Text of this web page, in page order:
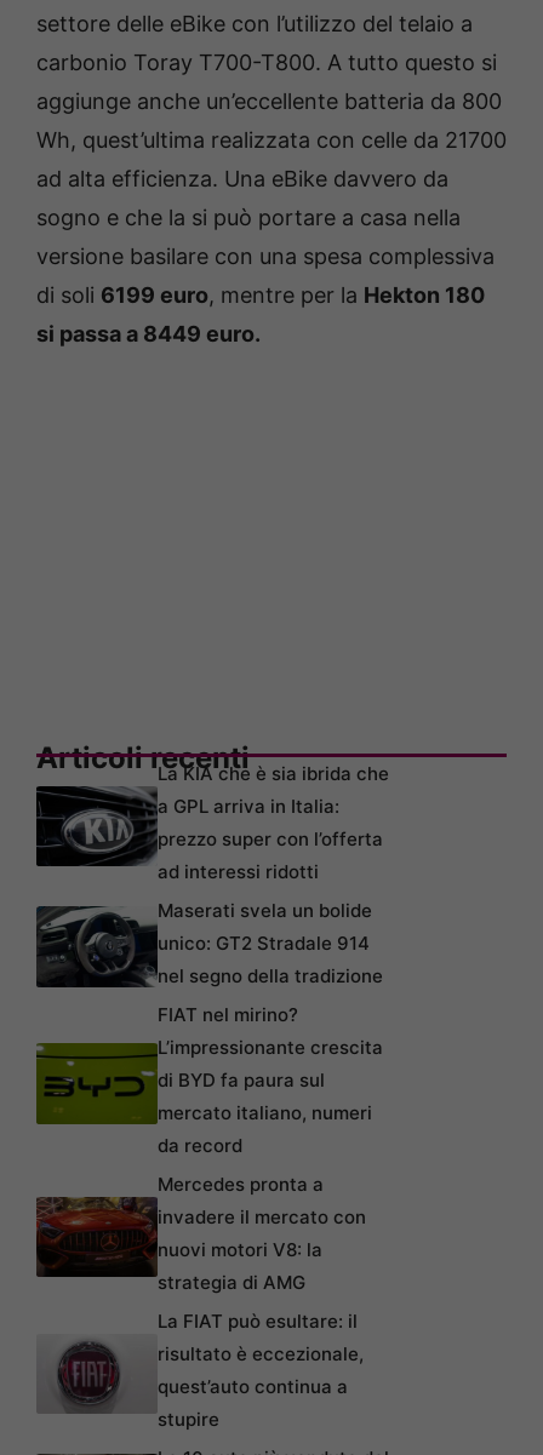
settore delle eBike con l’utilizzo del telaio a
carbonio Toray T700-T800. A tutto questo si
aggiunge anche un’eccellente batteria da 800
Wh, quest’ultima realizzata con celle da 21700
ad alta efficienza. Una eBike davvero da
sogno e che la si può portare a casa nella
versione basilare con una spesa complessiva
di soli 6199 euro, mentre per la Hekton 180
si passa a 8449 euro.
Articoli recentiLa KIA che è sia ibrida che
a GPL arriva in Italia:
prezzo super con l’offerta
ad interessi ridotti
Maserati svela un bolide
unico: GT2 Stradale 914
nel segno della tradizione
FIAT nel mirino?
L’impressionante crescita
di BYD fa paura sul
mercato italiano, numeri
da record
Mercedes pronta a
invadere il mercato con
nuovi motori V8: la
strategia di AMG
La FIAT può esultare: il
risultato è eccezionale,
quest’auto continua a
stupire